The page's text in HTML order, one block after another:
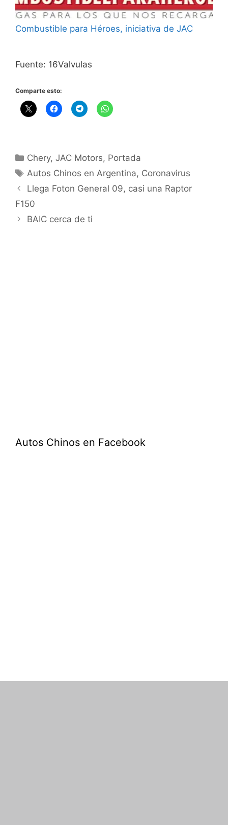
Combustible para Héroes, iniciativa de JAC
Fuente: 16Valvulas
Comparte esto:
Chery,JAC Motors, Portada
Autos Chinos en Argentina, Coronavirus
Llega Foton General 09, casi una Raptor
F150
BAIC cerca de ti
Autos Chinos en Facebook